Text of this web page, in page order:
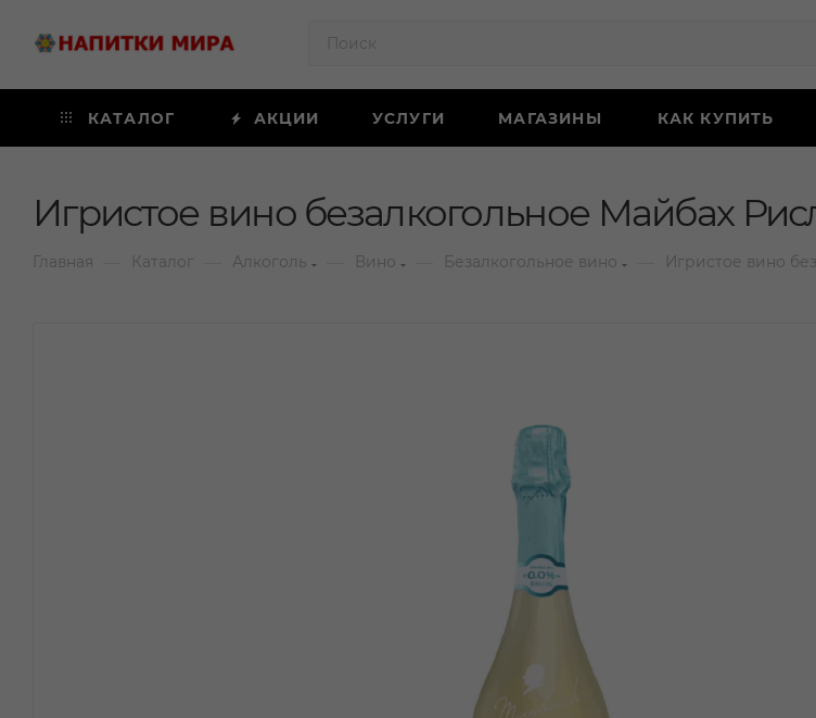
КАТАЛОГ АКЦИИ УСЛУГИ МАГАЗИНЫ КАК КУПИТЬ
Игристое вино безалкогольное Майбах
Главная Каталог Алкоголь Вино Безалкогольное вино Игристое вино